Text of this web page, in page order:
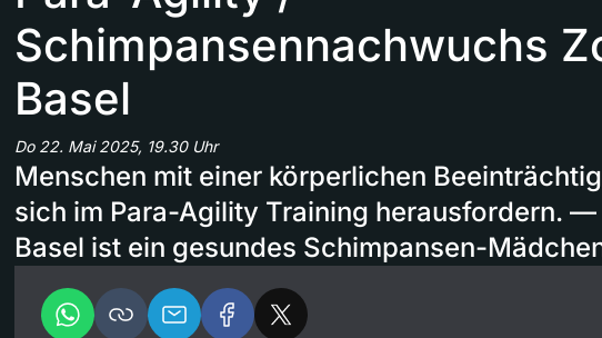
Schimpansennachwuchs
Basel
Do 22. Mai 2025, 19.30 Uhr
Menschen mit einer körperlichen
sich im Para-Agility Training herausfordern. —
Basel ist ein gesundes Schimpansen-